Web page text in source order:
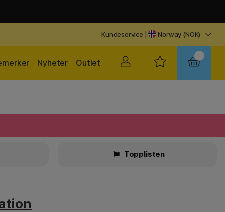
Kundeservice | Norway (NOK)
Outlet
Nyheter
Topplisten